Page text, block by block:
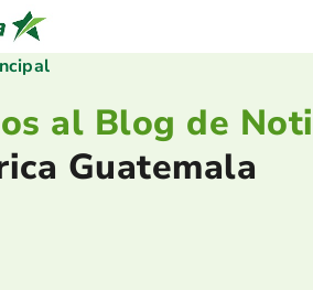
al Blog de
Guatemala